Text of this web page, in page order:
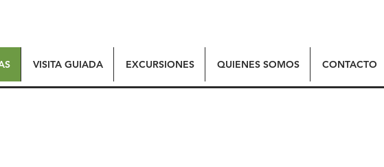
VISITA GUIADA EXCURSIONES QUIENES SOMOS CONTACTO